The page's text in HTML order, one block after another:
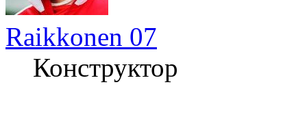
Raikkonen 07
Конструктор